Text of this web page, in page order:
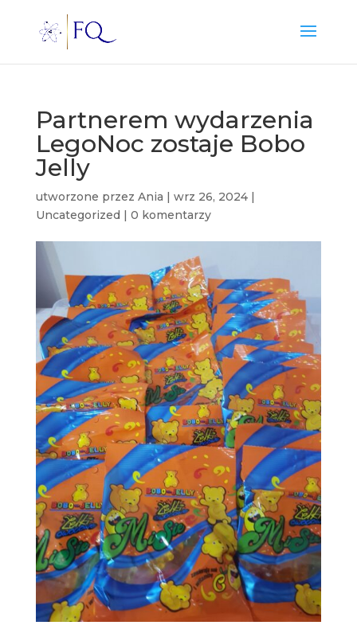
Partnerem wydarzenia
LegoNoc zostaje Bobo
Jelly
utworzone przez Ania | wrz 26, 2024|
Uncategorized | 0 komentarzy